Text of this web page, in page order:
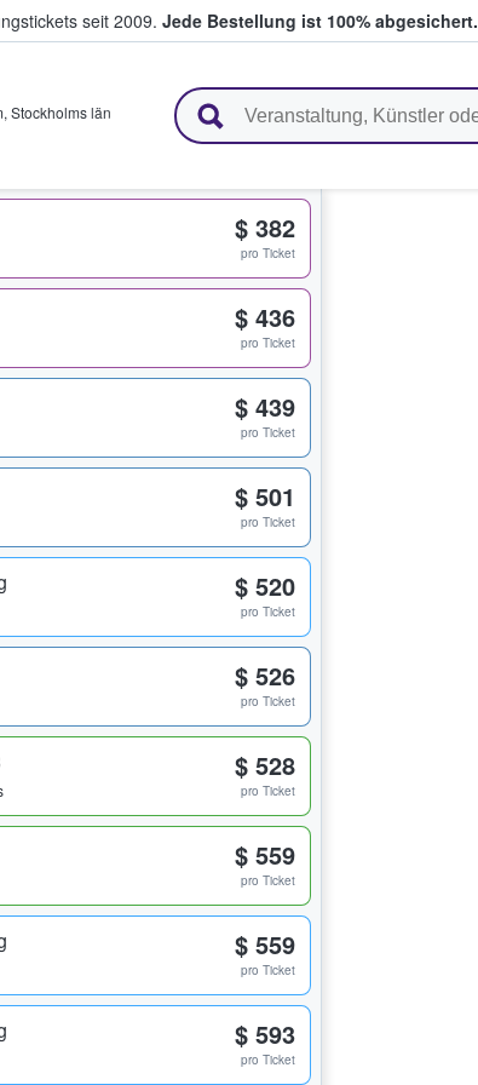
seit 2009. Jede Bestellung ist 100% abgesichert.
& verkaufen
, Stockholms län
$ 382
pro Ticket
$ 436
pro Ticket
$ 439
pro Ticket
$ 501
pro Ticket
$ 520
pro Ticket
$ 526
pro Ticket
$ 528
pro Ticket
$ 559
pro Ticket
$ 559
pro Ticket
$ 593
pro Ticket